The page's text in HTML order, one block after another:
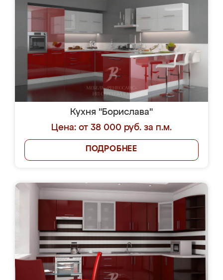
Кухня "Борислава"
Цена: от 38 000 руб. за п.м.
ПОДРОБНЕЕ